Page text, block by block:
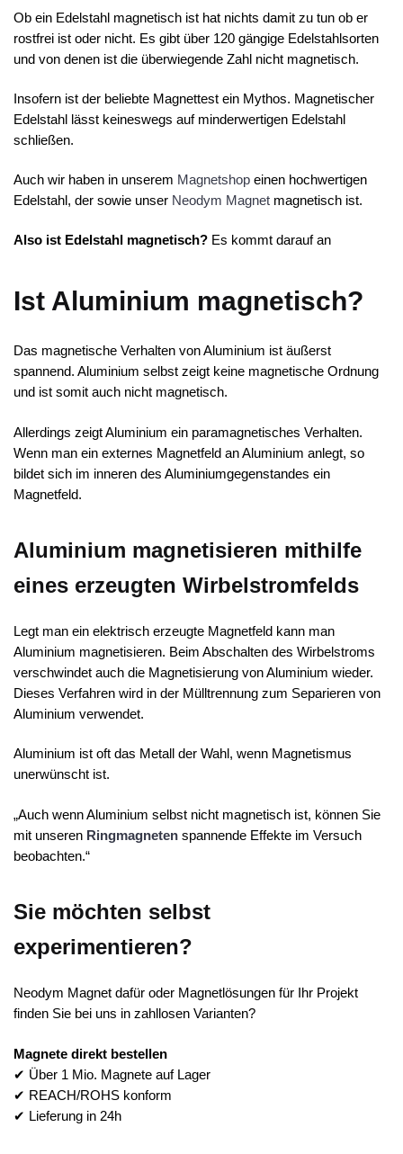
Ob ein Edelstahl magnetisch ist hat nichts damit zu tun ob er
rostfrei ist oder nicht. Es gibt über 120 gängige Edelstahlsorten
und von denen ist die überwiegende Zahl nicht magnetisch.
Insofern ist der beliebte Magnettest ein Mythos. Magnetischer
Edelstahl lässt keineswegs auf minderwertigen Edelstahl
schließen.
Auch wir haben in unserem Magnetshop einen hochwertigen
Edelstahl, der sowie unser Neodym Magnet magnetisch ist.
Also ist Edelstahl magnetisch? Es kommt darauf an
Ist Aluminium magnetisch?
Das magnetische Verhalten von Aluminium ist äußerst
spannend. Aluminium selbst zeigt keine magnetische Ordnung
und ist somit auch nicht magnetisch.
Allerdings zeigt Aluminium ein paramagnetisches Verhalten.
Wenn man ein externes Magnetfeld an Aluminium anlegt, so
bildet sich im inneren des Aluminiumgegenstandes ein
Magnetfeld.
Aluminium magnetisieren mithilfe
eines erzeugten Wirbelstromfelds
Legt man ein elektrisch erzeugte Magnetfeld kann man
Aluminium magnetisieren. Beim Abschalten des Wirbelstroms
verschwindet auch die Magnetisierung von Aluminium wieder.
Dieses Verfahren wird in der Mülltrennung zum Separieren von
Aluminium verwendet.
Aluminium ist oft das Metall der Wahl, wenn Magnetismus
unerwünscht ist.
„Auch wenn Aluminium selbst nicht magnetisch ist, können Sie
mit unseren Ringmagneten spannende Effekte im Versuch
beobachten.“
Sie möchten selbst
experimentieren?
Neodym Magnet dafür oder Magnetlösungen für Ihr Projekt
finden Sie bei uns in zahllosen Varianten?
Magnete direkt bestellen
✔ Über 1 Mio. Magnete auf Lager
✔ REACH/ROHS konform
✔ Lieferung in 24h